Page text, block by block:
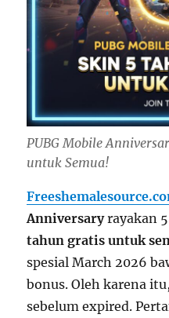
PUBG Mobile
untuk Semua!
Anniversaryrayakan
tahun gratis untuk
spesial March 2026
bonus. Oleh karena
sebelum expired.